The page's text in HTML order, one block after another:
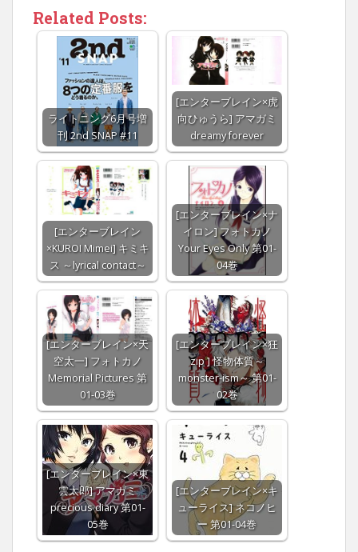
Related Posts:
ライトニング6月号増
刊 2nd SNAP #11
[エンターブレイン×虎
向ひゅうら] アマガミ
dreamy forever
[エンターブレイン
×KUROI Mimei] キミキ
ス ～lyrical contact～
[エンターブレイン×ナ
イロン] フォトカノ
Your Eyes Only 第01-
04巻
[エンターブレイン×天
空太一] フォトカノ
Memorial Pictures 第
01-03巻
[エンターブレイン×狂
zip ] 怪物体質～
monster-ism～ 第01-
02巻
[エンターブレイン×東
雲太郎] アマガミ
precious diary 第01-
05巻
[エンターブレイン×キ
ューライス] ネコノヒ
ー 第01-04巻